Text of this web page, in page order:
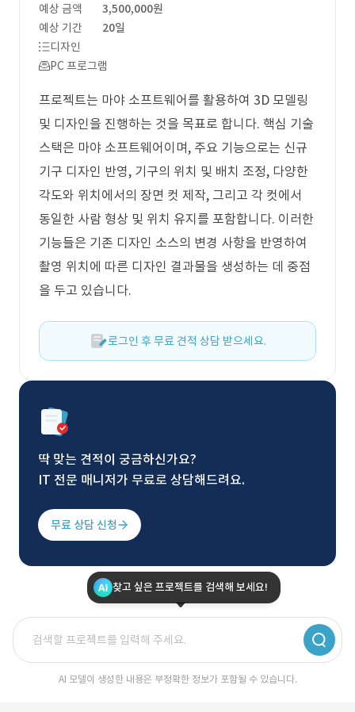
예상 금액
3,500,000원
예상 기간
20일
디자인
PC 프로그램
프로젝트는 마야 소프트웨어를 활용하여 3D 모델링
및 디자인을 진행하는 것을 목표로 합니다. 핵심 기술
스택은 마야 소프트웨어이며, 주요 기능으로는 신규
기구 디자인 반영, 기구의 위치 및 배치 조정, 다양한
각도와 위치에서의 장면 컷 제작, 그리고 각 컷에서
동일한 사람 형상 및 위치 유지를 포함합니다. 이러한
기능들은 기존 디자인 소스의 변경 사항을 반영하여
촬영 위치에 따른 디자인 결과물을 생성하는 데 중점
을 두고 있습니다.
로그인 후 무료 견적 상담 받으세요.
딱 맞는 견적이 궁금하신가요?
IT 전문 매니저가 무료로 상담해드려요.
무료 상담 신청
찾고 싶은 프로젝트를 검색해 보세요!
AI 모델이 생성한 내용은 부정확한 정보가 포함될 수 있습니다.